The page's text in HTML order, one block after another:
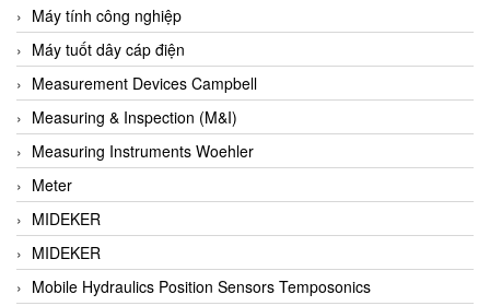
BamBo Vietnam
Barel Vietnam
Barksdale
Bartec
Basco
Baumer
Baumuller Vietnam
Baykee
BBC Bircher Smart Access
Máy tính công nghiệp
Máy tuốt dây cáp điện
Measurement Devices Campbell
Measuring & Inspection (M&I)
Measuring Instruments Woehler
Meter
MIDEKER
MIDEKER
Mobile Hydraulics Position Sensors Temposonics